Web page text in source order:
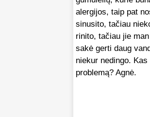
alergijos, taip pat
sinusito, tačiau
rinito, tačiau jie
sakė gerti daug
niekur nedingo.
problemą? Agnė.